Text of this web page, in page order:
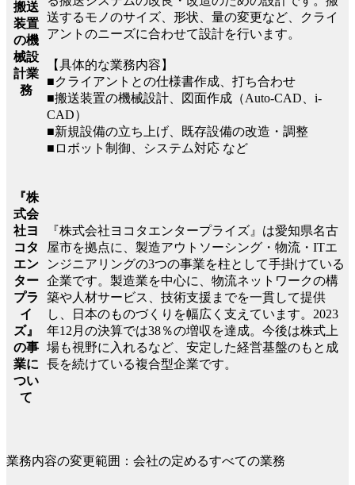
搬送
装置
の機
械設
計業
務
送するモノのサイズ、形状、量の変更など、クライ
アントのニーズに合わせて設計を行います。
【具体的な業務内容】
■クライアントとの仕様書作成、打ち合わせ
■搬送装置の機械設計、図面作成（Auto-CAD、i-
CAD）
■新規設備の立ち上げ、既存設備の改造・調整
■ロボット制御、システム対応 など
『株
式会
社ヨ
コタ
エン
ター
プラ
イ
ズ』
の事
業に
つい
て
『株式会社ヨコタエンタープライズ』は愛知県名古
屋市を拠点に、製造アウトソーシング・物流・ITエ
ンジニアリングの3つの事業を柱として手掛けている
企業です。製造業を中心に、物流ネットワークの構
築や人材サービス、技術支援までを一貫して提供
し、日本のものづくりを幅広く支えています。2023
年12月の決算では38％の増収を達成。今後は株式上
場も視野に入れるなど、安定した経営基盤のもと成
長を続けている複合型企業です。
業務内容の変更範囲：会社の定めるすべての業務